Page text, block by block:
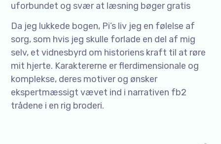
uforbundet og svær at læsning bøger gratis
Da jeg lukkede bogen, Pi’s liv jeg en følelse af
sorg, som hvis jeg skulle forlade en del af mig
selv, et vidnesbyrd om historiens kraft til at røre
mit hjerte. Karaktererne er flerdimensionale og
komplekse, deres motiver og ønsker
ekspertmæssigt vævet ind i narrativen fb2
trådene i en rig broderi.